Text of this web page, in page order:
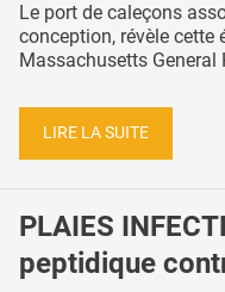
Le port de caleçons
conception, révèle cette
Massachusetts General
LIRE LA SUITE
PLAIES
peptidique